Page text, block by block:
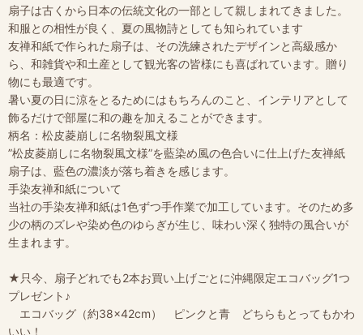
扇子は古くから日本の伝統文化の一部として親しまれてきました。
和服との相性が良く、夏の風物詩としても知られています
友禅和紙で作られた扇子は、その洗練されたデザインと高級感か
ら、和雑貨や和土産として観光客の皆様にも喜ばれています。贈り
物にも最適です。
暑い夏の日に涼をとるためにはもちろんのこと、インテリアとして
飾るだけで部屋に和の趣を加えることができます。
柄名：松皮菱崩しに名物裂風文様
”松皮菱崩しに名物裂風文様”を藍染め風の色合いに仕上げた友禅紙
扇子は、藍色の濃淡が落ち着きを感じます。
手染友禅和紙について
当社の手染友禅和紙は1色ずつ手作業で加工しています。そのため多
少の柄のズレや染め色のゆらぎが生じ、味わい深く独特の風合いが
生まれます。
★只今、扇子どれでも2本お買い上げごとに沖縄限定エコバッグ1つ
プレゼント♪
エコバッグ（約38×42cm） ピンクと青 どちらもとってもかわ
いい！